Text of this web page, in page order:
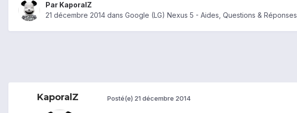
Par KaporalZ
21 décembre 2014 dans Google (LG) Nexus 5 - Aides, Questions & Réponses
KaporalZ Posté(e) 21 décembre 2014